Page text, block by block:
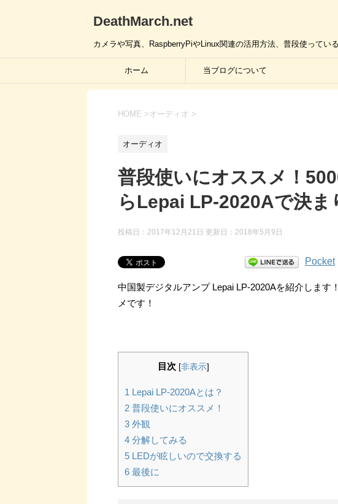
DeathMarch.net
カメラや写真、RaspberryPiやLinux関連の活用方法、普段使ってい
ホーム 当ブログについて
HOME >オーディオ >
オーディオ
普段使いにオススメ！
らLepai LP-2020Aで決ま
投稿日：2017年12月21日 更新日： 2018年5月9日
Pocket
中国製デジタルアンプ Lepai LP-2020Aを紹介します
メです！
目次 [非表示]
1 Lepai LP-2020Aとは？
2 普段使いにオススメ！
3 外観
4 分解してみる
5 LEDが眩しいので交換する
6 最後に